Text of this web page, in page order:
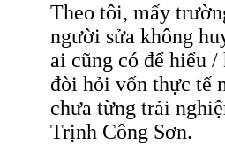
Theo tôi, mấy
người sửa không
ai cũng có để hiểu
đòi hỏi vốn thực tế
chưa từng trải
Trịnh Công Sơn.